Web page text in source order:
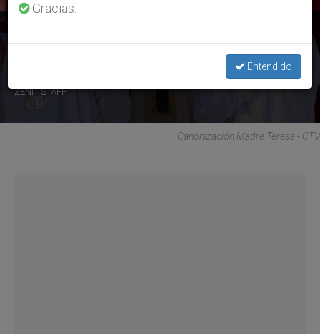
ZENIT STAFF
Canonización Madre Teresa - CTV
Gracias.
Entendido